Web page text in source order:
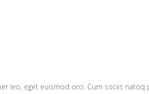
leo, eget euismod orci. Cum sociis